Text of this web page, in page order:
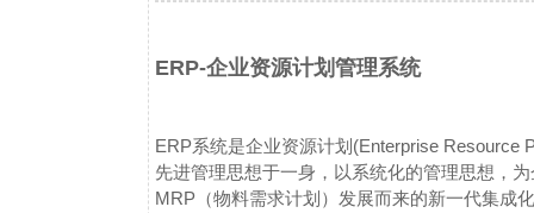
ERP-企业资源计划管理系统
ERP系统是企业资源计划(Enterprise Resource
先进管理思想于一身，以系统化的管理思想，
MRP（物料需求计划）发展而来的新一代集成